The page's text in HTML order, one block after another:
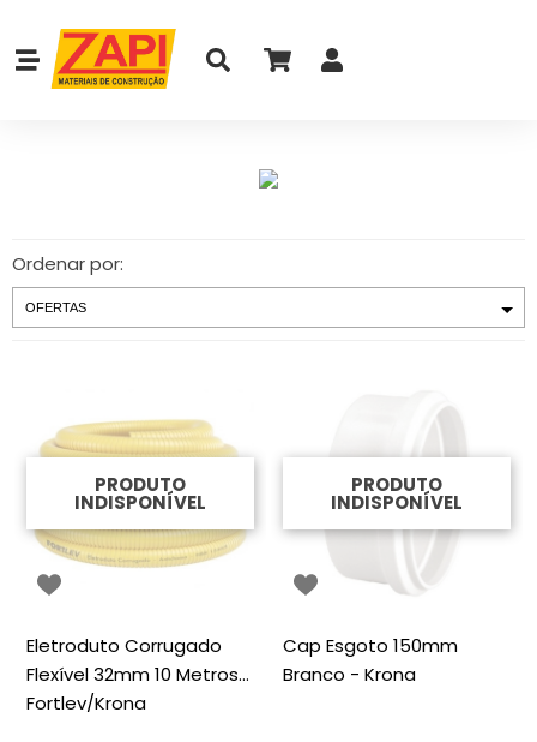
Ordenar por:
PRODUTO
INDISPONÍVEL
Eletroduto Corrugado
Flexível 32mm 10 Metros
Fortlev/Krona
PRODUTO
INDISPONÍVEL
Cap Esgoto 150mm
Branco - Krona